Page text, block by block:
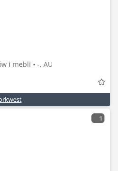
i mebli • -, AU
1